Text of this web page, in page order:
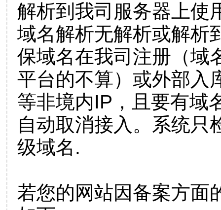
解析到我司服务器上使
域名解析无解析或解析
保域名在我司注册（域
平台的不算）或外部入
等非境内IP，且要有域
自动取消接入。系统只
级域名.
若您的网站因备案方面